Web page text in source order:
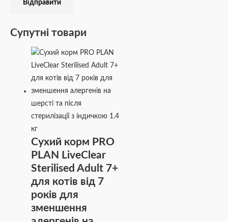
Супутні товари
Сухий корм PRO
PLAN LiveClear
Sterilised Adult 7+
для котів від 7
років для
зменшення